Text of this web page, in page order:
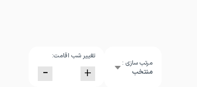
مرتب سازی :
منتخب
تغییر شب اقامت:
+
-